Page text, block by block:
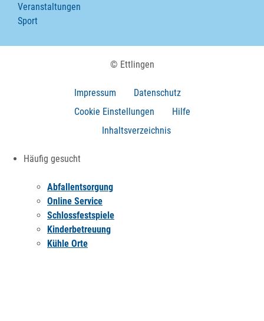
Veranstaltungen
Sport
© Ettlingen
Impressum
Datenschutz
Cookie Einstellungen
Hilfe
Inhaltsverzeichnis
Häufig gesucht
Abfallentsorgung
Online Service
Schlossfestspiele
Kinderbetreuung
Kühle Orte